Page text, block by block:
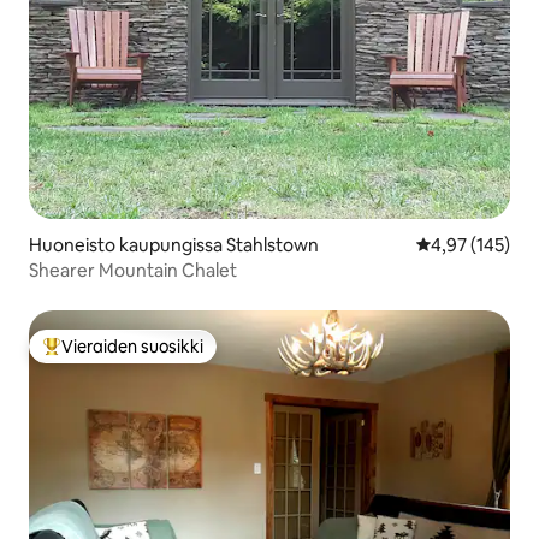
Huoneisto kaupungissa Stahlstown
4,97 (145)
Shearer Mountain Chalet
Vieraiden suosikkien parhaimmistoa
Vieraiden suosikki